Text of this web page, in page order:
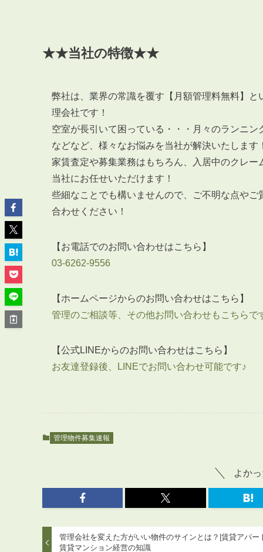
会社概要
企業理念
スタッフ紹介
グループ会社紹介
採用情報
SERVICE
管理オーナー様ご紹介制度
賃貸管理を依頼したい方
マンションの自主管理について
アパートの監視カメラ設置について
TEL: 03-6262-9556
【受付時間】10:00~19:00（定休日：水曜日）
★★当社の特徴★★
弊社は、業界の常識を覆す【月額管理料無料】
理会社です！
空室が長引いて困っている・・・月々のランニ
などなど、様々なお悩みを当社が解決いたします
家賃査定や募集業務はもちろん、入居中のクレ
当社にお任せいただけます！
些細なことでも構いませんので、ご不明な点や
合わせください！
【お電話でのお問い合わせはこちら】
03-6262-9556
【ホームページからのお問い合わせはこちら】
管理のご相談等、その他お問い合わせもこちらで
【公式LINEからのお問い合わせはこちら】
お友達登録後、LINEでお問い合わせ可能です♪
管理物件募集速報
よか
管理会社を変えた方がいい物件のサインとは？|賃貸アパー
賃貸マンション経営の知識